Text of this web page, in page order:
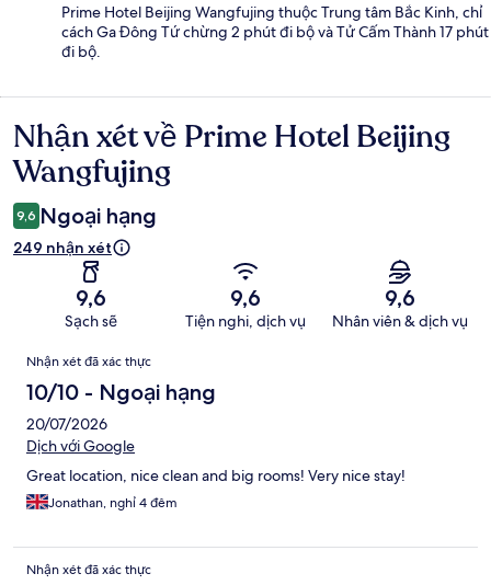
Prime Hotel Beijing Wangfujing thuộc Trung tâm Bắc Kinh, chỉ
cách Ga Đông Tứ chừng 2 phút đi bộ và Tử Cấm Thành 17 phút
đi bộ.
Nhận
xét
Nhận xét về Prime Hotel Beijing
Wangfujing
9,6 Ngoại hạng
249 nhận xét
9,6
Sạch sẽ
9,6
Tiện nghi, dịch vụ
9,6
Nhân viên & dịch vụ
Nhận
xét
Nhận xét đã xác thực
10/10 - Ngoại hạng
20/07/2026
Dịch với Google
Great location, nice clean and big rooms! Very nice stay!
Jonathan, nghỉ 4 đêm
Nhận xét đã xác thực